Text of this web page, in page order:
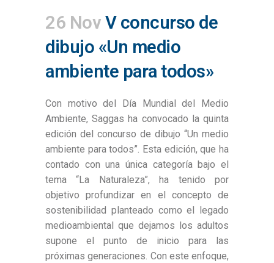
26 Nov V concurso de
dibujo «Un medio
ambiente para todos»
Con motivo del Día Mundial del Medio
Ambiente, Saggas ha convocado la quinta
edición del concurso de dibujo “Un medio
ambiente para todos”. Esta edición, que ha
contado con una única categoría bajo el
tema “La Naturaleza”, ha tenido por
objetivo profundizar en el concepto de
sostenibilidad planteado como el legado
medioambiental que dejamos los adultos
supone el punto de inicio para las
próximas generaciones. Con este enfoque,